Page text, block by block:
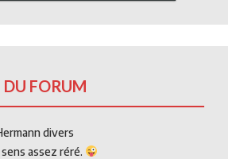
DU FORUM
divers
sens assez réré.